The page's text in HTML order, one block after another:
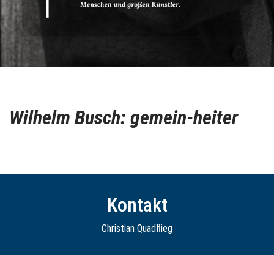
Wilhelm Busch: gemein-heiter
Kontakt
Christian Quadflieg